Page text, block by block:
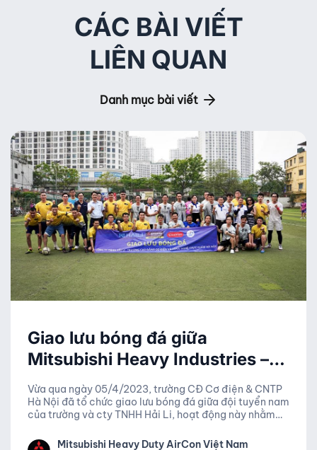
CÁC BÀI VIẾT
LIÊN QUAN
Danh mục bài viết
Giao lưu bóng đá giữa
Mitsubishi Heavy Industries –
Hải Li VS Trường CĐ Cơ điện &
CNTP Hà Nội
Vừa qua ngày 05/4/2023, trường CĐ Cơ điện & CNTP
Hà Nội đã tổ chức giao lưu bóng đá giữa đội tuyển nam
của trường và cty TNHH Hải Li, hoạt động này nhằm
CĐ Cơ điện & CNTP Hà Nội với các công ty và doanh
Mitsubishi Heavy Duty AirCon Việt Nam